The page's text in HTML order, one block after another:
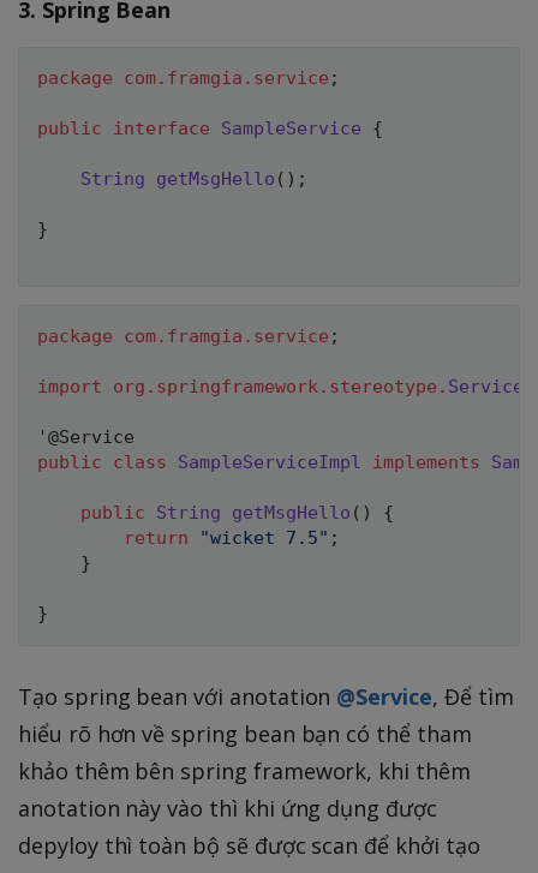
3. Spring Bean
package com. framgia . service ;
public interface SampleService {
String getMsgHello ( ) ;
}
package com. framgia . service ;
import org . springframework. stereotype . Service
' @Service
public
class SampleServiceImpl implements
public String getMsgHello ( )
{
return
"wicket 7.5" ;
}
}
Tạo spring bean với anotation @Service, Để tìm
hiểu rõ hơn về spring bean bạn có thể tham
khảo thêm bên spring framework, khi thêm
anotation này vào thì khi ứng dụng được
depyloy thì toàn bộ sẽ được scan để khởi tạo